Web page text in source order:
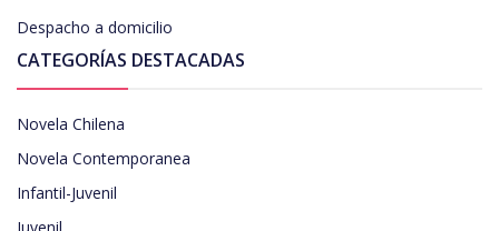
Despacho a domicilio
CATEGORÍAS DESTACADAS
Novela Chilena
Novela Contemporanea
Infantil-Juvenil